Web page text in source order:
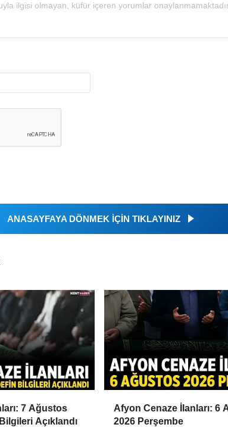
ANASAYFAYA DÖNMEK İÇİN TIKLAYINIZ
7 Ağustos
Açıklandı
Afyon Cenaze İlanları: 6
2026 Perşembe